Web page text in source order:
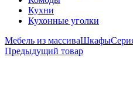
Кухни
Кухонные уголки
Мебель из массиваШкафы
Предыдущий товар